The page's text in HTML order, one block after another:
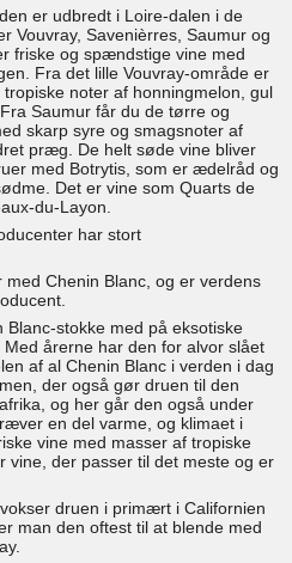
er udbredt i Loire-dalen i de
Vouvray, Savenièrres, Saumur og
friske og spændstige vine med
Fra det lille Vouvray-område er
noter af honningmelon, gul
Saumur får du de tørre og
skarp syre og smagsnoter af
præg. De helt søde vine bliver
med Botrytis, som er ædelråd og
Det er vine som Quarts de
du-Layon.
har stort
Chenin Blanc, og er verdens
Blanc-stokke med på eksotiske
årerne har den for alvor slået
af al Chenin Blanc i verden i dag
der også gør druen til den
og her går den også under
en del varme, og klimaet i
vine med masser af tropiske
vine, der passer til det meste og er
druen i primært i Californien
man den oftest til at blende med